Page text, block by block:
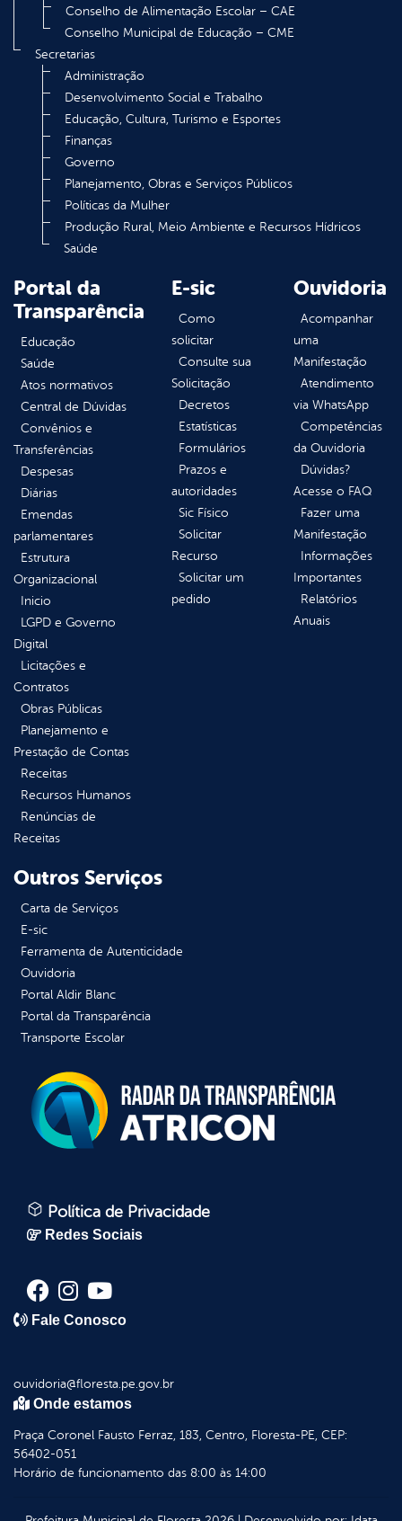
Conselho de Alimentação Escolar – CAE
Conselho Municipal de Educação – CME
Secretarias
Administração
Desenvolvimento Social e Trabalho
Educação, Cultura, Turismo e Esportes
Finanças
Governo
Planejamento, Obras e Serviços Públicos
Políticas da Mulher
Produção Rural, Meio Ambiente e Recursos Hídricos
Saúde
Portal da
Transparência
Educação
Saúde
Atos normativos
Central de Dúvidas
Convênios e
Transferências
Despesas
Diárias
Emendas
parlamentares
Estrutura
Organizacional
Inicio
LGPD e Governo
Digital
Licitações e
Contratos
Obras Públicas
Planejamento e
Prestação de Contas
Receitas
Recursos Humanos
Renúncias de
Receitas
E-sic
Como
solicitar
Consulte sua
Solicitação
Decretos
Estatísticas
Formulários
Prazos e
autoridades
Sic Físico
Solicitar
Recurso
Solicitar um
pedido
Ouvidoria
Acompanhar
uma
Manifestação
Atendimento
via WhatsApp
Competências
da Ouvidoria
Dúvidas?
Acesse o FAQ
Fazer uma
Manifestação
Informações
Importantes
Relatórios
Anuais
Outros Serviços
Carta de Serviços
E-sic
Ferramenta de Autenticidade
Ouvidoria
Portal Aldir Blanc
Portal da Transparência
Transporte Escolar
Política de Privacidade
Redes Sociais
Fale Conosco
ouvidoria@floresta.pe.gov.br
Onde estamos
Praça Coronel Fausto Ferraz, 183, Centro, Floresta-PE, CEP:
56402-051
Horário de funcionamento das 8:00 às 14:00